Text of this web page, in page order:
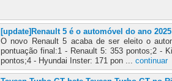
[update]Renault 5 é o automóvel do ano 2025
O novo Renault 5 acaba de ser eleito o
pontuação final:1 - Renault 5: 353 pontos;2 -
pontos;4 - Hyundai Inster: 171 pon ... continuar